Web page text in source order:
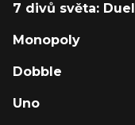
7 divů světa: Duel
Monopoly
Dobble
Uno